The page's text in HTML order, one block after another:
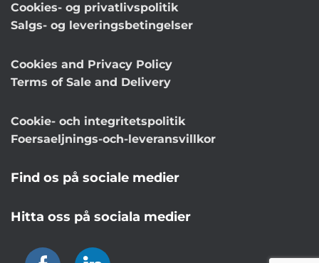
Cookies- og privatlivspolitik
Salgs- og leveringsbetingelser
Cookies and Privacy Policy
Terms of Sale and Delivery
Cookie- och integritetspolitik
Foersaeljnings-och-leveransvillkor
Find os på sociale medier
Hitta oss på sociala medier